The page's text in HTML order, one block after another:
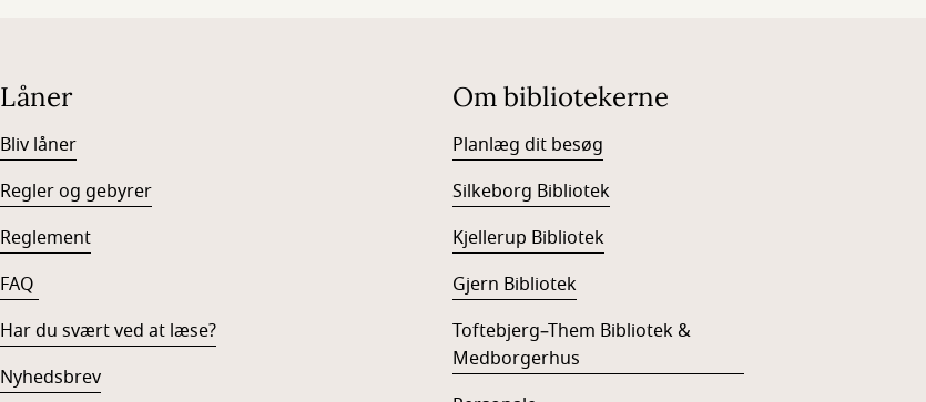
Låner
Bliv låner
Regler og gebyrer
Reglement
FAQ
Har du svært ved at læse?
Nyhedsbrev
Om bibliotekerne
Planlæg dit besøg
Silkeborg Bibliotek
Kjellerup Bibliotek
Gjern Bibliotek
Toftebjerg–Them Bibliotek &
Medborgerhus